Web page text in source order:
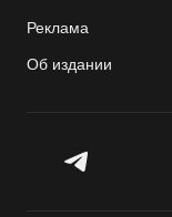
Реклама
Об издании